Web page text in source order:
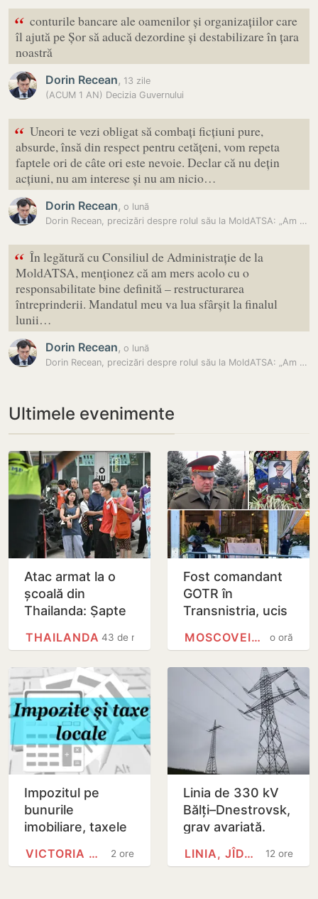
“ conturile bancare ale oamenilor și organizațiilor care
îl ajută pe Șor să aducă dezordine și destabilizare în țara
noastră
Dorin Recean, 13 zile
(ACUM 1 AN) Decizia Guvernului
“ Uneori te vezi obligat să combați ficțiuni pure,
absurde, însă din respect pentru cetățeni, vom repeta
faptele ori de câte ori este nevoie. Declar că nu dețin
acțiuni, nu am interese și nu am nicio…
Dorin Recean, o lună
Dorin Recean, precizări despre rolul său la MoldATSA: „Am mers acolo…
“ În legătură cu Consiliul de Administrație de la
MoldATSA, menționez că am mers acolo cu o
responsabilitate bine definită – restructurarea
întreprinderii. Mandatul meu va lua sfârșit la finalul
lunii…
Dorin Recean, o lună
Dorin Recean, precizări despre rolul său la MoldATSA: „Am mers acolo…
Ultimele evenimente
Atac armat la o
școală din
Thailanda: Șapte
după ce un elev
deschis…
43 de minute
THAILANDA
Fost comandant
GOTR în
Transnistria, ucis
restaurant la
o oră
MOSCOVEI, CAHUL
Impozitul pe
bunurile
imobiliare, taxele
rutiere.
2 ore
VICTORIA BELOUS
Linia de 330 kV
Bălți–Dnestrovsk,
grav avariată.
Restabilirea ar
putea dura peste
12 ore
LINIA, JÎDACIV